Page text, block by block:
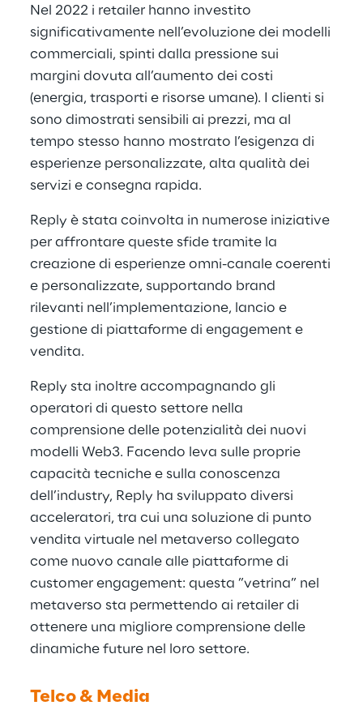
Nel 2022 i retailer hanno investito
significativamente nell’evoluzione dei modelli
commerciali, spinti dalla pressione sui
margini dovuta all’aumento dei costi
(energia, trasporti e risorse umane). I clienti si
sono dimostrati sensibili ai prezzi, ma al
tempo stesso hanno mostrato l’esigenza di
esperienze personalizzate, alta qualità dei
servizi e consegna rapida.
Reply è stata coinvolta in numerose iniziative
per affrontare queste sfide tramite la
creazione di esperienze omni-canale coerenti
e personalizzate, supportando brand
rilevanti nell’implementazione, lancio e
gestione di piattaforme di engagement e
vendita.
Reply sta inoltre accompagnando gli
operatori di questo settore nella
comprensione delle potenzialità dei nuovi
modelli Web3. Facendo leva sulle proprie
capacità tecniche e sulla conoscenza
dell’industry, Reply ha sviluppato diversi
acceleratori, tra cui una soluzione di punto
vendita virtuale nel metaverso collegato
come nuovo canale alle piattaforme di
customer engagement: questa ”vetrina” nel
metaverso sta permettendo ai retailer di
ottenere una migliore comprensione delle
dinamiche future nel loro settore.
Telco & Media